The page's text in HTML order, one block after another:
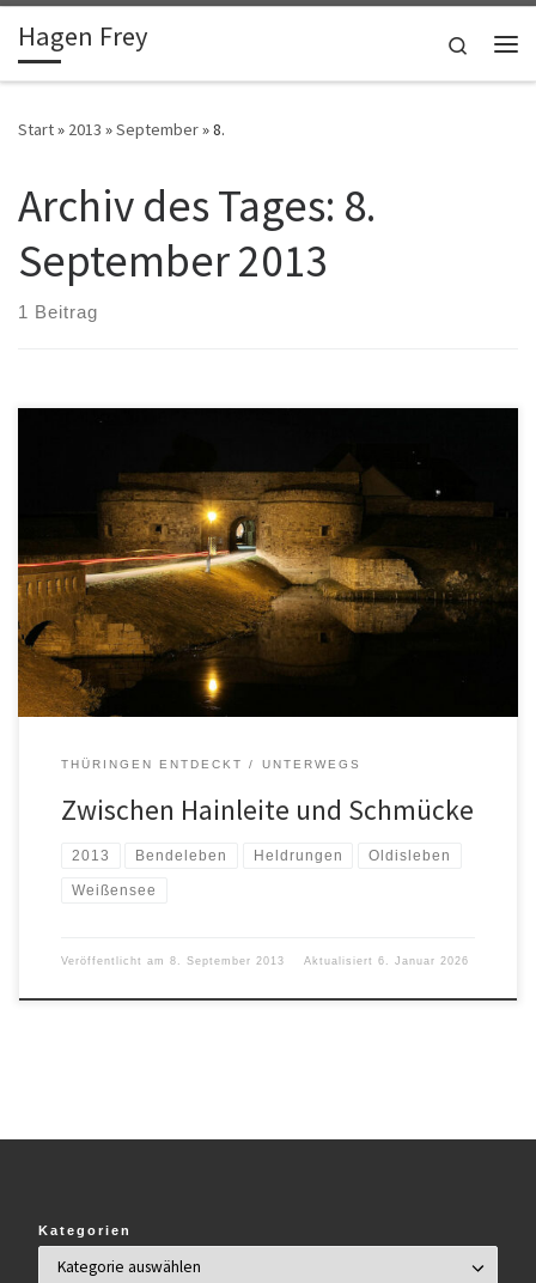
Zum Inhalt springen
Hagen Frey
Search
Start» 2013 »September»8.
Archiv des Tages: 8.
September 2013
1 Beitrag
THÜRINGEN ENTDECKT UNTERWEGS
Zwischen Hainleite und Schmücke
2013 Bendeleben Heldrungen Oldisleben
Weißensee
Veröffentlicht am 8. September 2013 Aktualisiert 6. Januar 2026
Kategorien